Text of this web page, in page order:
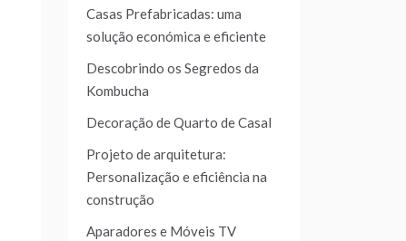
Casas Prefabricadas: uma
solução económica e eficiente
Descobrindo os Segredos da
Kombucha
Decoração de Quarto de Casal
Projeto de arquitetura:
Personalização e eficiência na
construção
Aparadores e Móveis TV